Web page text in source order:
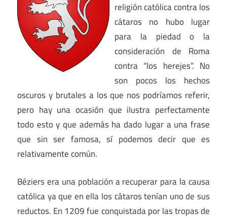
religión católica contra los
cátaros no hubo lugar
para la piedad o la
consideración de Roma
contra “los herejes”. No
son pocos los hechos
oscuros y brutales a los que nos podríamos referir,
pero hay una ocasión que ilustra perfectamente
todo esto y que además ha dado lugar a una frase
que sin ser famosa, sí podemos decir que es
relativamente común.
Béziers era una población a recuperar para la causa
católica ya que en ella los cátaros tenían uno de sus
reductos. En 1209 fue conquistada por las tropas de